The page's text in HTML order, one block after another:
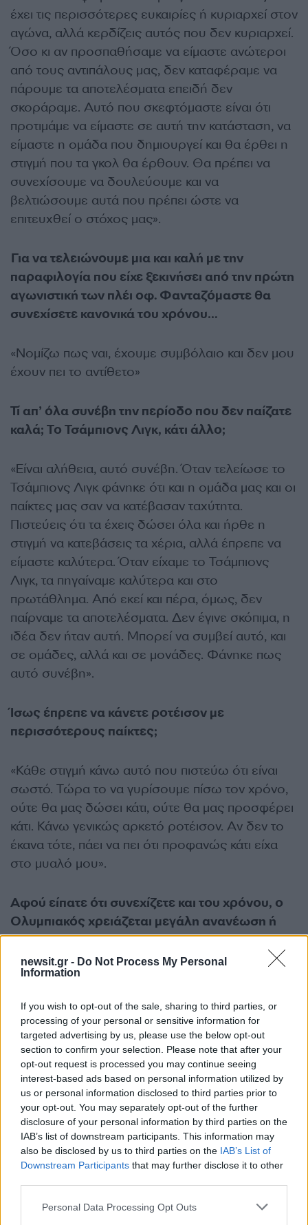
newsit.gr - Do Not Process My Personal
Information
If you wish to opt-out of the sale, sharing to third parties, or
processing of your personal or sensitive information for
targeted advertising by us, please use the below opt-out
section to confirm your selection. Please note that after your
opt-out request is processed you may continue seeing
interest-based ads based on personal information utilized by
us or personal information disclosed to third parties prior to
your opt-out. You may separately opt-out of the further
disclosure of your personal information by third parties on the
IAB’s list of downstream participants. This information may
also be disclosed by us to third parties on the IAB’s List of
Downstream Participants that may further disclose it to other
Please note that this website/app uses one or more Google
Personal Data Processing Opt Outs
έχει τις περισσότερες ευκαιρίες ή κυριαρχεί στον
αγώνα, αλλά κερδίζεις αυτός που δεν κυριαρχεί.
Όσο κι αν προσπαθήσαμε να είμαστε ανώτεροι
από τους αντιπάλους μας, δεν καταφέραμε να
πάρουμε τα αποτελέσματα επειδή δεν
σκοράραμε. Αυτό που σκεφτόμαστε είναι ότι
προτιμάμε να είμαστε σε αυτή την κατάσταση, να
είμαστε η ομάδα που δημιουργεί και θα έρθει η
στιγμή που τα γκολ θα έρθουν. Θα πρέπει να
συνεχίσουμε να δουλεύουμε και να
βελτιώσουμε αυτά που πρέπει ώστε να
επιτευχθεί ο στόχος μας».
Για να τελειώνουμε μια και καλή με την
παραφιλογία που είχε ξεκινήσει από την πρώτη
αγωνιστική των πλέι οφ. Φανταζόμαστε θα
συνεχίσετε κανονικά του χρόνου…
«Νομίζω πως ναι, έχουμε συμβόλαιο και δεν μου
έχουν πει το αντίθετο»
Τί απ’ όλα συνέβη την περίοδο που δεν παίζατε
καλά; Το Τσάμπιονς Λιγκ, κάτι άλλο;
«Είναι αλήθεια, αυτό συνέβη. Όταν τελείωσε το
Τσάμπιονς Λιγκ φάνηκε ότι και η ομάδα μας και οι
παίκτες μας σαν να κατέβασαν ταχύτητα.
Πιστεύεις ότι τα έχεις δώσει όλα και ήρθε η
στιγμή να κατεβάσεις τα χέρια, αλλά έπρεπε να
είμαστε καλύτερα. Όταν είχαμε το Τσάμπιονς
Λιγκ, τα πηγαίναμε καλύτερα και στο
πρωτάθλημα. Από εκεί και πέρα, όμως, δεν
παίρναμε τα αποτελέσματα. Δεν έγινε σκόπιμα, η
ιδέα δεν ήταν αυτή. Μπορεί να συμβεί αυτό, και
σε ομάδες, αλλά και σε μονάδες. Φάνηκε πως
αυτό συνέβη».
Ίσως έπρεπε να κάνετε ροτέισον με
περισσότερους παίκτες;
«Κάθε στιγμή κάνω αυτό που πιστεύω ότι είναι
σωστό. Τώρα το να γυρίσουμε πίσω τον χρόνο,
ούτε θα μας δώσει κάτι, ούτε θα μας προσφέρει
κάτι. Κάνω γενικώς αρκετό ροτέισον. Αν δεν το
έκανα τότε, πάει να πει ότι προφανώς κάτι είχα
στο μυαλό μου».
Αφού είπατε ότι συνεχίζετε και του χρόνου, ο
Ολυμπιακός χρειάζεται μεγάλη ανανέωση ή
μικρές πινελιές στο ρόστερ;
«Δεν μπορείς να τα ξέρεις όλα πρώτα. Πρέπει να
που πήρε το πρωτάθλημα με την αξία της. Πρέπει
στο ποδόσφαιρο να ξέρουμε να χάνουμε και να
κερδίζουμε. Δεν ξέρω γιατί τραγουδούσαν οι
οπαδοί της το όνομά του. Πρέπει να ξέρεις να
χάνεις και να ξέρεις να κερδίζεις».
ΔΙΑΦΗΜΙΣΗ